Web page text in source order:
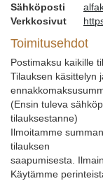
Sähköposti
Verkkosivut
Toimitusehdot
Postimaksu kaikille
Tilauksen käsittelyn
(Ensin tuleva
tilauksestanne)
Ilmoitamme
tilauksen
saapumisesta.
Käytämme